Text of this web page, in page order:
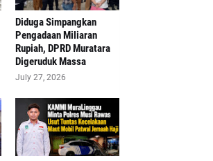
Diduga Simpangkan
Pengadaan Miliaran
Rupiah, DPRD Muratara
Digeruduk Massa
July 27, 2026